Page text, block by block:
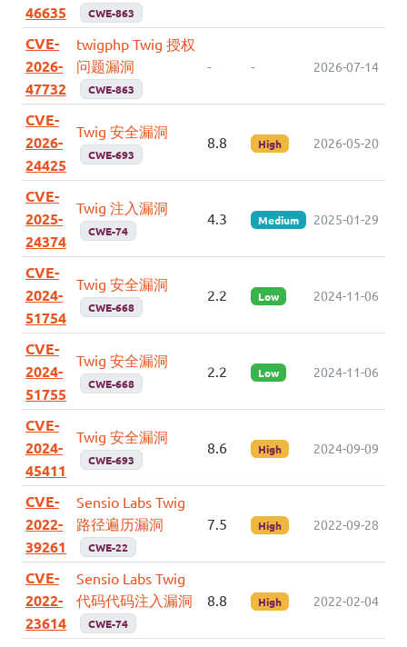
46635
CWE-863
CVE-
2026-
47732
twigphp Twig 授权
问题漏洞
CWE-863
- - 2026-07-14
CVE-
2026-
24425
Twig 安全漏洞
CWE-693
8.8 High 2026-05-20
CVE-
2025-
24374
Twig 注入漏洞
CWE-74
4.3 Medium 2025-01-29
CVE-
2024-
51754
Twig 安全漏洞
CWE-668
2.2 Low 2024-11-06
CVE-
2024-
51755
Twig 安全漏洞
CWE-668
2.2 Low 2024-11-06
CVE-
2024-
45411
Twig 安全漏洞
CWE-693
8.6 High 2024-09-09
CVE-
2022-
39261
Sensio Labs Twig
路径遍历漏洞
CWE-22
7.5 High 2022-09-28
CVE-
2022-
23614
Sensio Labs Twig
代码代码注入漏洞
CWE-74
8.8 High 2022-02-04